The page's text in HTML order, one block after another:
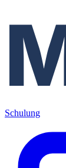
Schulung